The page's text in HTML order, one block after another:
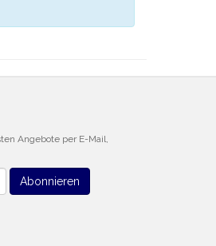
Angebote per E-Mail,
Abonnieren